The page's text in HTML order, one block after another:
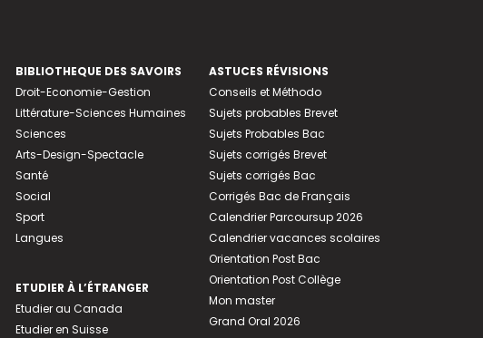
BIBLIOTHEQUE DES SAVOIRS
Droit-Economie-Gestion
Littérature-Sciences Humaines
Sciences
Arts-Design-Spectacle
Santé
Social
Sport
Langues
ETUDIER À L’ÉTRANGER
Etudier au Canada
Etudier en Suisse
ASTUCES RÉVISIONS
Conseils et Méthodo
Sujets probables Brevet
Sujets Probables Bac
Sujets corrigés Brevet
Sujets corrigés Bac
Corrigés Bac de Français
Calendrier Parcoursup 2026
Calendrier vacances scolaires
Orientation Post Bac
Orientation Post Collège
Mon master
Grand Oral 2026